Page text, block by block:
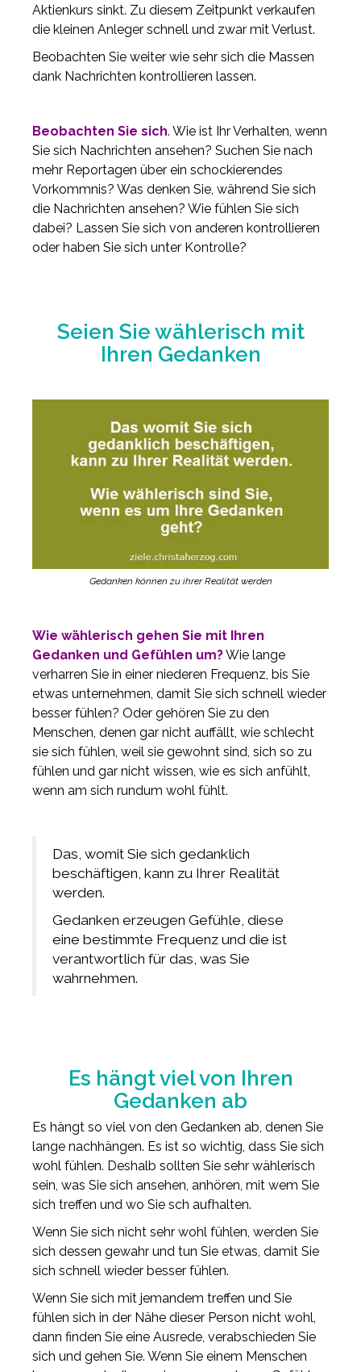
Aktienkurs sinkt. Zu diesem Zeitpunkt verkaufen
die kleinen Anleger schnell und zwar mit Verlust.
Beobachten Sie weiter wie sehr sich die Massen
dank Nachrichten kontrollieren lassen.
Beobachten Sie sich. Wie ist Ihr Verhalten, wenn
Sie sich Nachrichten ansehen? Suchen Sie nach
mehr Reportagen über ein schockierendes
Vorkommnis? Was denken Sie, während Sie sich
die Nachrichten ansehen? Wie fühlen Sie sich
dabei? Lassen Sie sich von anderen kontrollieren
oder haben Sie sich unter Kontrolle?
Seien Sie wählerisch mit
Ihren Gedanken
Gedanken können zu ihrer Realität werden
Wie wählerisch gehen Sie mit Ihren
Gedanken und Gefühlen um?Wie lange
verharren Sie in einer niederen Frequenz, bis Sie
etwas unternehmen, damit Sie sich schnell wieder
besser fühlen? Oder gehören Sie zu den
Menschen, denen gar nicht auffällt, wie schlecht
sie sich fühlen, weil sie gewohnt sind, sich so zu
fühlen und gar nicht wissen, wie es sich anfühlt,
wenn am sich rundum wohl fühlt.
Das, womit Sie sich gedanklich
beschäftigen, kann zu Ihrer Realität
werden.
Gedanken erzeugen Gefühle, diese
eine bestimmte Frequenz und die ist
verantwortlich für das, was Sie
wahrnehmen.
Es hängt viel von Ihren
Gedanken ab
Es hängt so viel von den Gedanken ab, denen Sie
lange nachhängen. Es ist so wichtig, dass Sie sich
wohl fühlen. Deshalb sollten Sie sehr wählerisch
sein, was Sie sich ansehen, anhören, mit wem Sie
sich treffen und wo Sie sch aufhalten.
Wenn Sie sich nicht sehr wohl fühlen, werden Sie
sich dessen gewahr und tun Sie etwas, damit Sie
sich schnell wieder besser fühlen.
Wenn Sie sich mit jemandem treffen und Sie
fühlen sich in der Nähe dieser Person nicht wohl,
dann finden Sie eine Ausrede, verabschieden Sie
sich und gehen Sie. Wenn Sie einem Menschen